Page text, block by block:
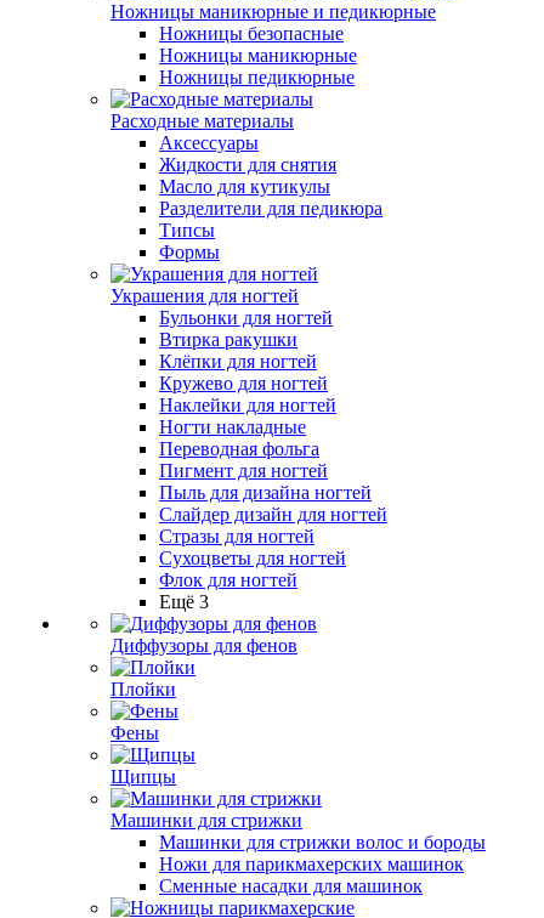
Ножницы маникюрные и педикюрные
Ножницы безопасные
Ножницы маникюрные
Ножницы педикюрные
Расходные материалы
Аксессуары
Жидкости для снятия
Масло для кутикулы
Разделители для педикюра
Типсы
Формы
Украшения для ногтей
Бульонки для ногтей
Втирка ракушки
Клёпки для ногтей
Кружево для ногтей
Наклейки для ногтей
Ногти накладные
Переводная фольга
Пигмент для ногтей
Пыль для дизайна ногтей
Слайдер дизайн для ногтей
Стразы для ногтей
Сухоцветы для ногтей
Флок для ногтей
Ещё 3
Диффузоры для фенов
Плойки
Фены
Щипцы
Машинки для стрижки
Машинки для стрижки волос и бороды
Ножи для парикмахерских машинок
Сменные насадки для машинок